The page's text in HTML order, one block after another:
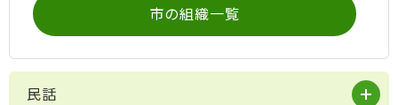
市の組織一覧
民話